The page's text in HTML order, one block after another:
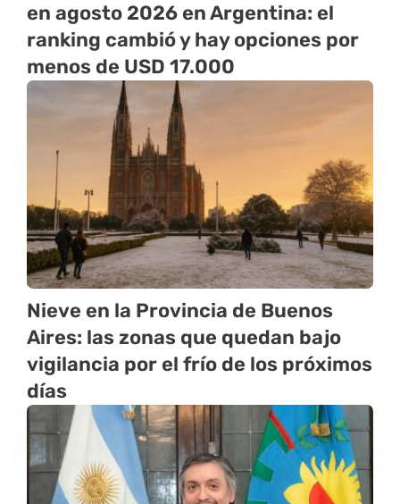
en agosto 2026 en Argentina: el
ranking cambió y hay opciones por
menos de USD 17.000
Nieve en la Provincia de Buenos
Aires: las zonas que quedan bajo
vigilancia por el frío de los próximos
días